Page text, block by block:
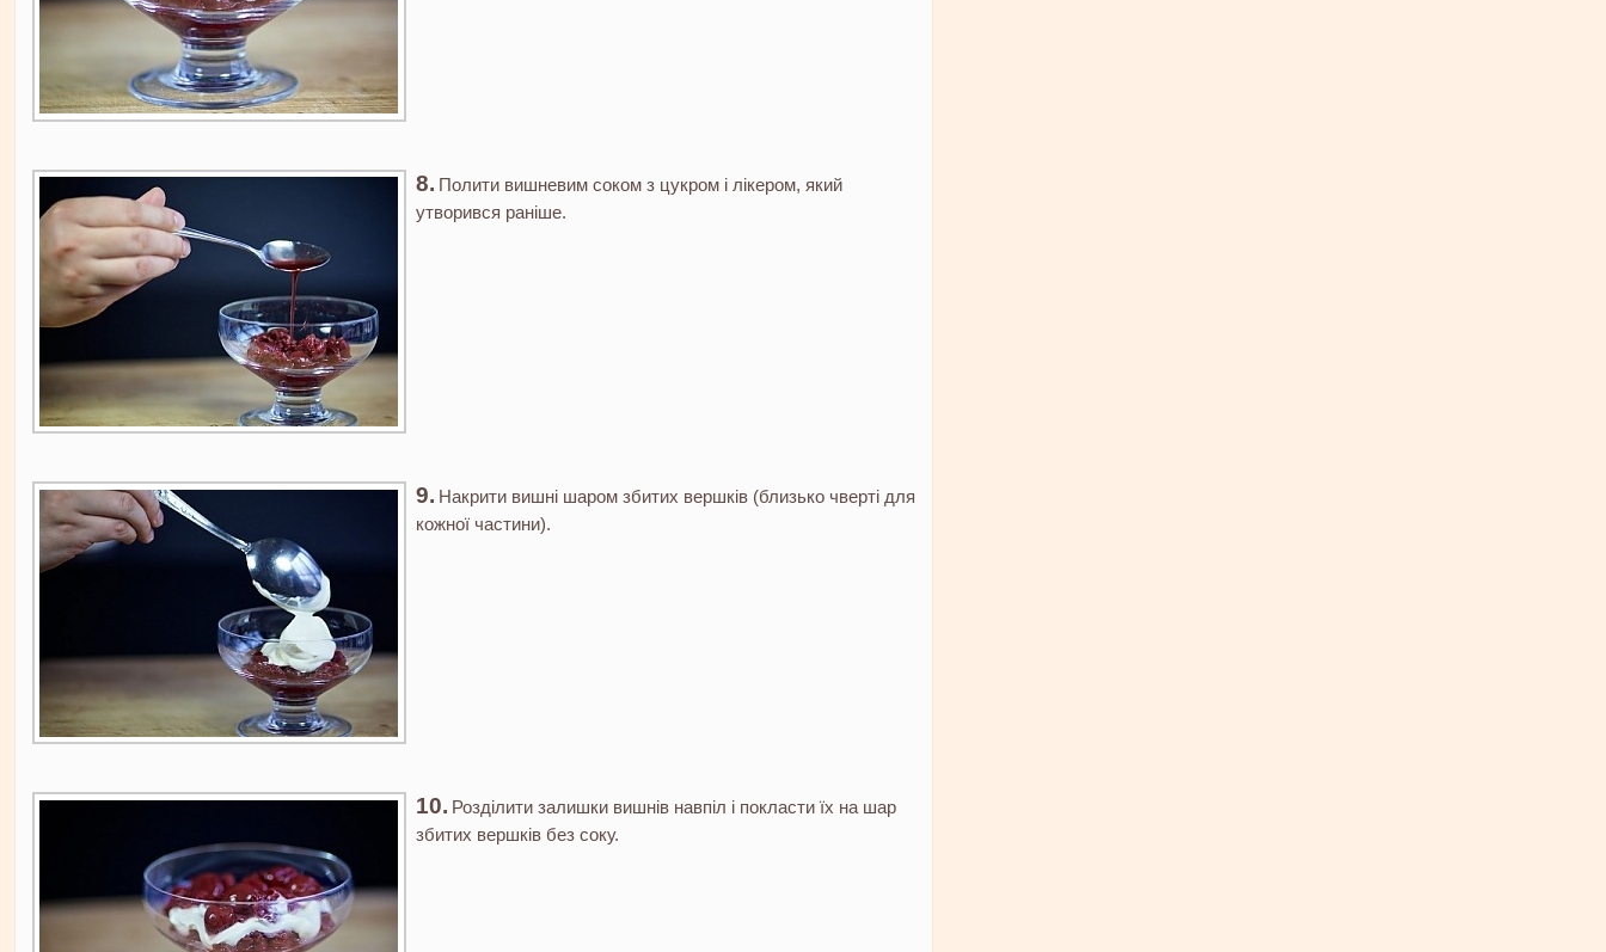
Полити вишневим соком з цукром і лікером, який
утворився раніше.
Накрити вишні шаром збитих вершків (близько чверті для
кожної частини).
Розділити залишки вишнів навпіл і покласти їх на шар
збитих вершків без соку.